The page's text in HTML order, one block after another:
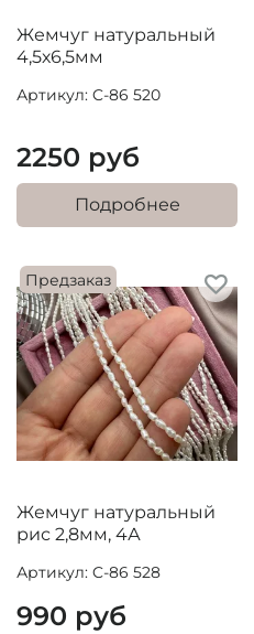
Жемчуг натуральный
4,5х6,5мм
Артикул: C-86 520
2250 руб
Подробнее
Предзаказ
Жемчуг натуральный
рис 2,8мм, 4А
Артикул: C-86 528
990 руб